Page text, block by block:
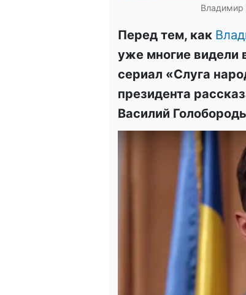
Владимир
Перед тем, как
уже многие видели
сериал «Слуга
президента
Василий